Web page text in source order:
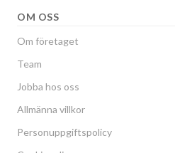
OM OSS
Om företaget
Team
Jobba hos oss
Allmänna villkor
Personuppgiftspolicy